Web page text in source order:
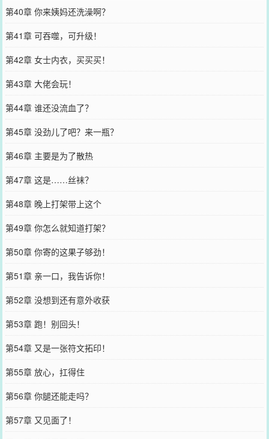
第40章 你来姨妈还洗澡啊？
第41章 可吞噬，可升级！
第42章 女士内衣，买买买！
第43章 大佬会玩！
第44章 谁还没流血了？
第45章 没劲儿了吧？来一瓶？
第46章 主要是为了散热
第47章 这是……丝袜？
第48章 晚上打架带上这个
第49章 你怎么就知道打架？
第50章 你寄的这果子够劲！
第51章 亲一口，我告诉你！
第52章 没想到还有意外收获
第53章 跑！别回头！
第54章 又是一张符文拓印！
第55章 放心，扛得住
第56章 你腿还能走吗？
第57章 又见面了！